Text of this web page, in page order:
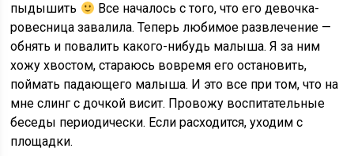
пыдышить
Все началось с того, что его девочка-
ровесница завалила. Теперь любимое развлечение —
обнять и повалить какого-нибудь малыша. Я за ним
хожу хвостом, стараюсь вовремя его остановить,
поймать падающего малыша. И это все при том, что на
мне слинг с дочкой висит. Провожу воспитательные
беседы периодически. Если расходится, уходим с
площадки.